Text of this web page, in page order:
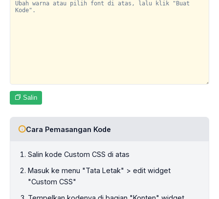
Salin
Cara Pemasangan Kode
Salin kode Custom CSS di atas
Masuk ke menu "Tata Letak" > edit widget
"Custom CSS"